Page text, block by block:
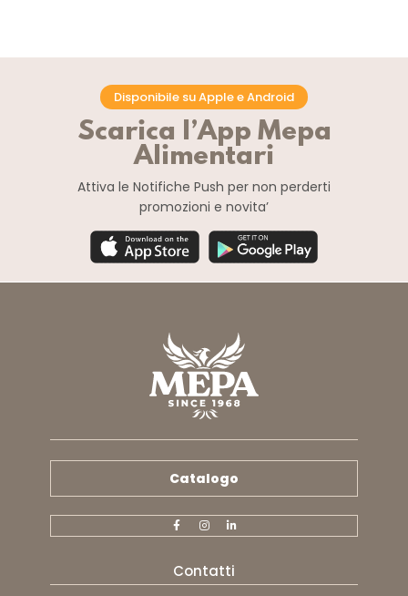
Disponibile su Apple e Android
Scarica l’App Mepa
Alimentari
Attiva le Notifiche Push per non perderti
promozioni e novita’
Catalogo
Contatti